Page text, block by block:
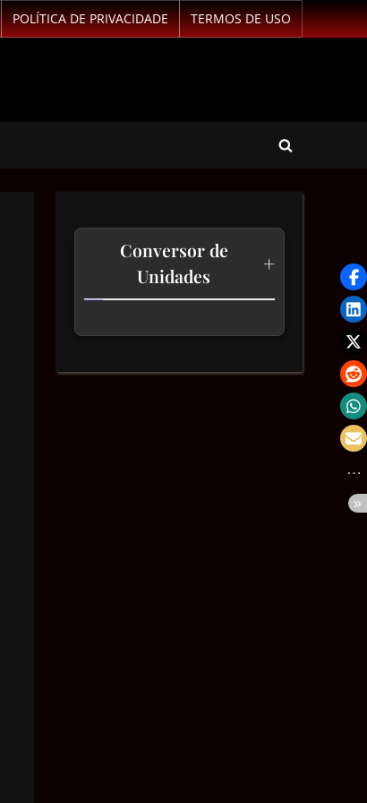
POLÍTICA DE PRIVACIDADE TERMOS DE USO
Conversor de
Unidades
+
Comprimento